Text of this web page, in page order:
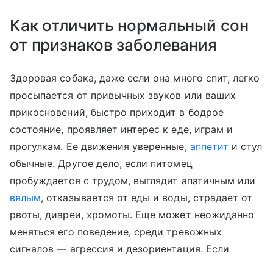
Как отличить нормальный сон
от признаков заболевания
Здоровая собака, даже если она много спит, легко
просыпается от привычных звуков или ваших
прикосновений, быстро приходит в бодрое
состояние, проявляет интерес к еде, играм и
прогулкам. Ее движения уверенные, аппетит и стул
обычные. Другое дело, если питомец
пробуждается с трудом, выглядит апатичным или
вялым, отказывается от еды и воды, страдает от
рвоты, диареи, хромоты. Еще может неожиданно
меняться его поведение, среди тревожных
сигналов — агрессия и дезориентация. Если